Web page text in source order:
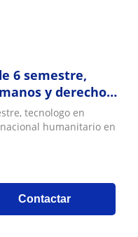
6 semestre,
y derecho
conflictos
tecnologo en
humanitario en
Contactar